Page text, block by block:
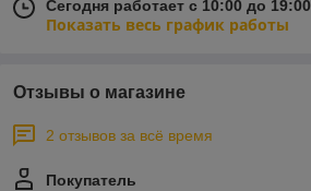
Сегодня работает с 10:00 до 19:00
Показать весь график работы
Отзывы о магазине
2 отзывов за всё время
Покупатель